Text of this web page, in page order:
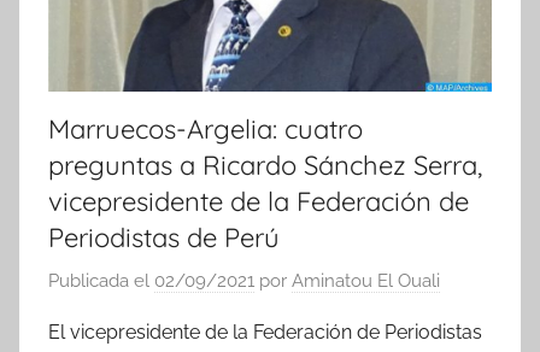
Marruecos-Argelia: cuatro
preguntas a Ricardo Sánchez Serra,
vicepresidente de la Federación de
Periodistas de Perú
Publicada el 02/09/2021 por Aminatou El Ouali
El vicepresidente de la Federación de Periodistas